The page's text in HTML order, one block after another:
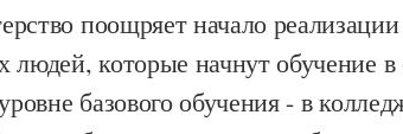
поощряет начало
людей, которые начнут обучение в
базового обучения - в